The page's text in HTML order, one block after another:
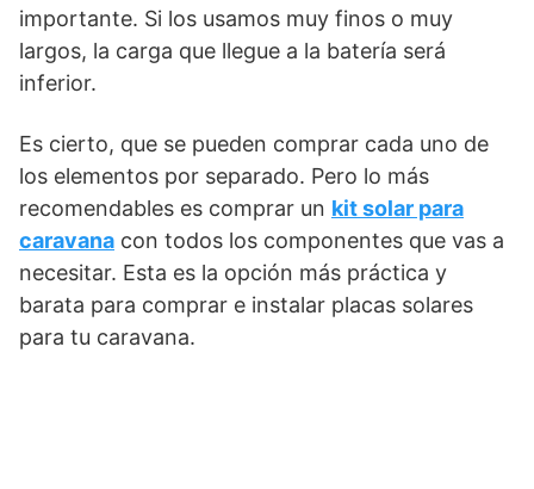
importante. Si los usamos muy finos o muy
largos, la carga que llegue a la batería será
inferior.
Es cierto, que se pueden comprar cada uno de
los elementos por separado. Pero lo más
recomendables es comprar un kit solar para
caravana con todos los componentes que vas a
necesitar. Esta es la opción más práctica y
barata para comprar e instalar placas solares
para tu caravana.